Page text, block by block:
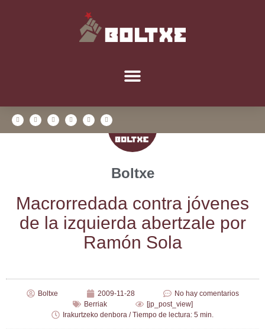
Boltxe
Macro­rre­da­da con­tra jóve­nes
de la izquier­da aber­tza­le por
Ramón Sola
Boltxe 2009-11-28
No hay comentarios
Berriak
[jp_post_view]
Irakurtzeko denbora / Tiempo de lectura: 5 min.